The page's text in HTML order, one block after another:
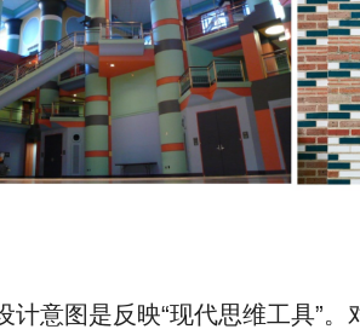
计意图是反映“现代思维工具”